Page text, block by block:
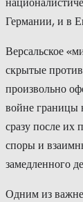
Германии, и в
Версальское
скрытые
произвольно
войне границы
сразу после их
споры и
замедленного
Одним из